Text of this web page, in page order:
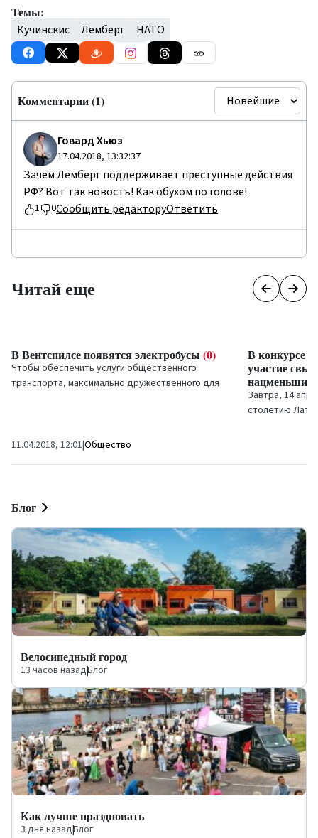
Темы:
Кучинскис Лемберг НАТО
Комментарии (1)
Говард Хьюз
17.04.2018, 13:32:37
Зачем Лемберг поддерживает преступные действия
РФ? Вот так новость! Как обухом по голове!
1 0Сообщить редакторуОтветить
Читай еще
В Вентспилсе появятся электробусы (0)
Чтобы обеспечить услуги общественного
транспорта, максимально дружественного для
11.04.2018, 12:01|Общество
В конкурсе
участие
Завтра, 14
столетию
Блог
Велосипедный город
13 часов назад|Блог
Как лучше праздновать
3 дня назад|Блог